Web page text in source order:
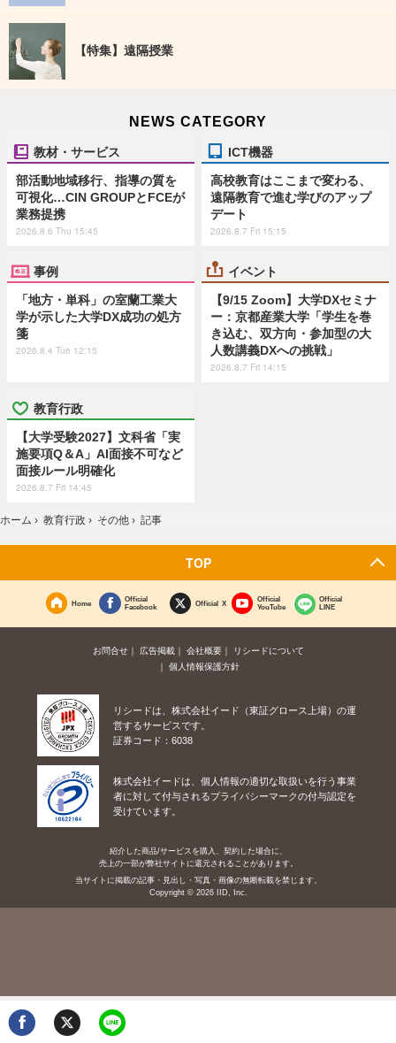
【特集】遠隔授業
NEWS CATEGORY
教材・サービス
部活動地域移行、指導の質を
可視化…CIN GROUPとFCEが
業務提携
2026.8.6 Thu 15:45
ICT機器
高校教育はここまで変わる、
遠隔教育で進む学びのアップ
デート
2026.8.7 Fri 15:15
事例
「地方・単科」の室蘭工業大
学が示した大学DX成功の処方
箋
2026.8.4 Tue 12:15
イベント
【9/15 Zoom】大学DXセミナ
ー：京都産業大学「学生を巻
き込む、双方向・参加型の大
人数講義DXへの挑戦」
2026.8.7 Fri 14:15
教育行政
【大学受験2027】文科省「実
施要項Q＆A」AI面接不可など
面接ルール明確化
2026.8.7 Fri 14:45
ホーム › 教育行政 › その他 › 記事
TOP
Home
Official
Facebook
Official X
Official
YouTube
Official
LINE
お問合せ 広告掲載 会社概要
リシードについて
個人情報保護方針
リシードは、株式会社イード（東証グロース上場）の運
営するサービスです。
証券コード：6038
株式会社イードは、個人情報の適切な取扱いを行う事業
者に対して付与されるプライバシーマークの付与認定を
受けています。
紹介した商品/サービスを購入、契約した場合に、
売上の一部が弊社サイトに還元されることがあります。
当サイトに掲載の記事・見出し・写真・画像の無断転載を禁じます。
Copyright © 2026 IID, Inc.